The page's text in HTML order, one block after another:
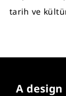
tarih ve
A